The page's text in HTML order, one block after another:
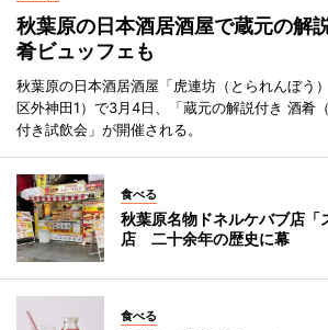
秋葉原の日本酒居酒屋で蔵元の
肴ビュッフェも
秋葉原の日本酒居酒屋「虎連坊（とられんぼう
区外神田1）で3月4日、「蔵元の解説付き 酒肴
付き試飲会」が開催される。
食べる
秋葉原名物ドネルケバブ店「
店 二十余年の歴史に幕
食べる